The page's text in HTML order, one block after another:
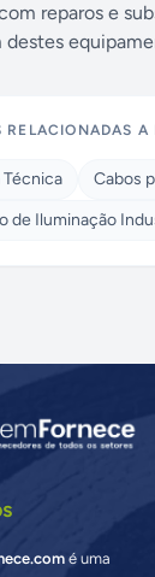
reparos e
RELACIONADAS A
Cabos
de Iluminação
é uma